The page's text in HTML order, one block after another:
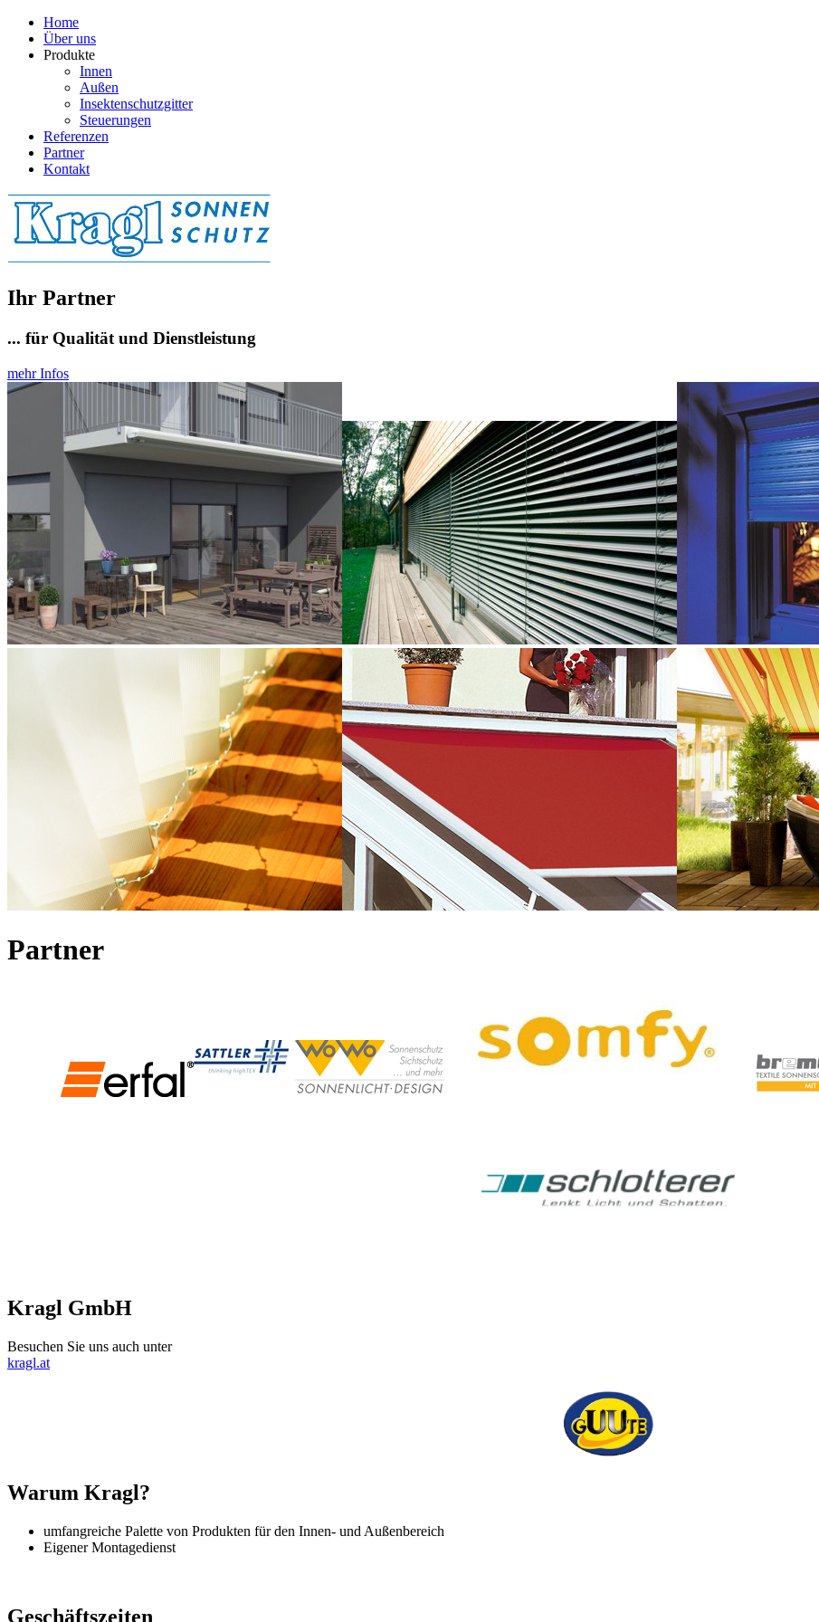
Home
Über uns
Produkte
Innen
Außen
Insektenschutzgitter
Steuerungen
Referenzen
Partner
Kontakt
Ihr Partner
... für Qualität und Dienstleistung
mehr Infos
Partner
Kragl GmbH
Besuchen Sie uns auch unter
kragl.at
Warum Kragl?
umfangreiche Palette von Produkten für den Innen- und Außenbereich
Eigener Montagedienst
Geschäftszeiten